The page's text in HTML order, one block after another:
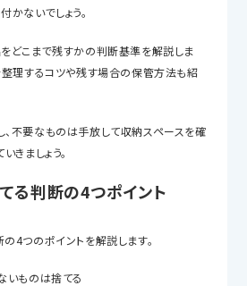
かないでしょう。
どこまで残すかの判断基準を解説しま
整理するコツや残す場合の保管方法も紹
不要なものは手放して収納スペースを確
きましょう。
る判断の4つポイント
4つのポイントを解説します。
いものは捨てる